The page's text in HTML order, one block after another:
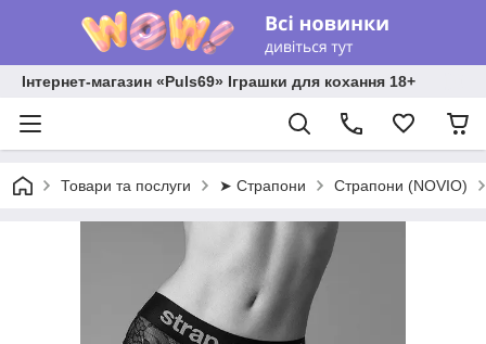
Інтернет-магазин «Puls69» Іграшки для кохання 18+
Товари та послуги ➤ Страпони Страпони (NOVIO)